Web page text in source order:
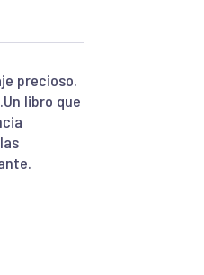
precioso.
libro que